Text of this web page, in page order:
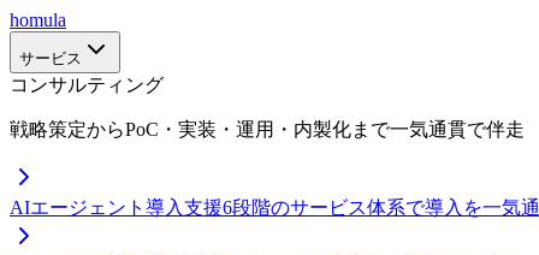
homula
サービス
コンサルティング
戦略策定からPoC・実装・運用・内製化まで一気通貫で伴走
AIエージェント導入支援6段階のサービス体系で導入を一気